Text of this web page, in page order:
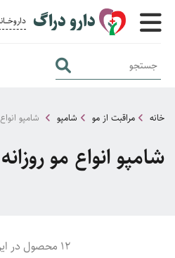
دارو دراگ
خانه مراقبت از مو شامپو شامپو
شامپو انواع مو روزانه
12 محصول در این صفحه